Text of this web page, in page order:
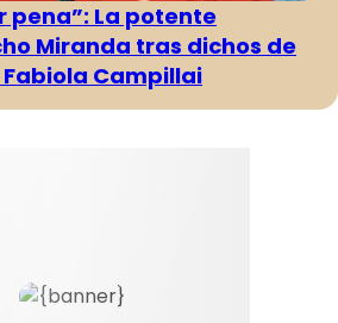
pena”: La potente
Miranda tras dichos de
Campillai